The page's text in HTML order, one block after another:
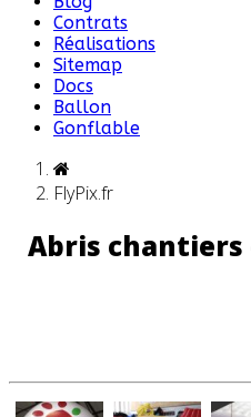
Contrats
Réalisations
Sitemap
Docs
Ballon
Gonflable
FlyPix.fr
Abris chantiers